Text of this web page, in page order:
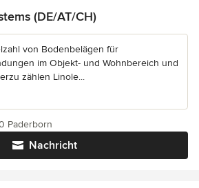
(DE/AT/CH)
von Bodenbelägen für
im Objekt- und Wohnbereich und
zählen Linole...
Nachricht
Paderborn